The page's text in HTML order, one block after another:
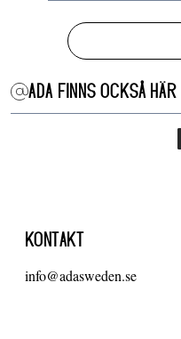
ADA FINNS OCKSÅ HÄR
KONTAKT
info@adasweden.se